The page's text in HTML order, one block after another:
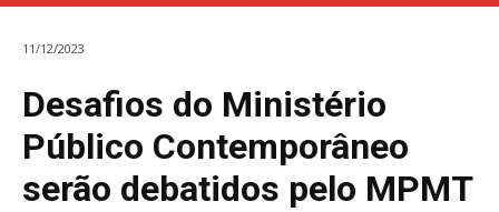
11/12/2023
Desafios do Ministério
Público Contemporâneo
serão debatidos pelo MPMT